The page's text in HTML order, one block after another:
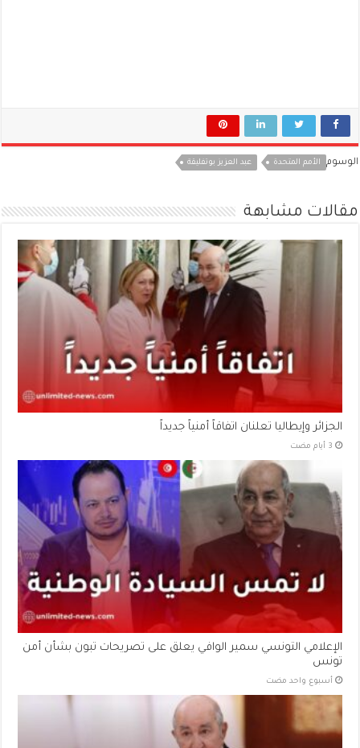
الوسوم الأمم المتحدة عبد العزيز بوتفليقة
مقالات مشابهة
الجزائر وإيطاليا تعلنان اتفاقاً أمنياً جديداً
الإعلامي التونسي سمير الوافي يعلق على تصريحات تبون بشأن أمن
تونس
‏أسبوع واحد مضت